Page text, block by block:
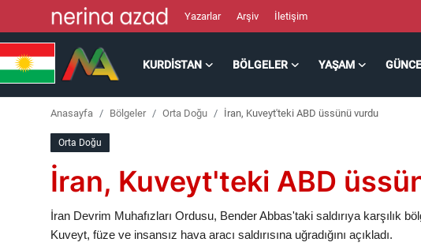
Yazarlar Arşiv İletişim
KURDISTAN BÖLGELER YAŞAM
Güncel
Anasayfa Bölgeler Orta Doğu İran, Kuveyt'teki ABD üssünü vurdu
Orta Doğu
İran, Kuveyt'teki ABD
İran Devrim Muhafızları Ordusu, Bender Abbas'taki saldırıya karşılık
Kuveyt, füze ve insansız hava aracı saldırısına uğradığını açıkladı.